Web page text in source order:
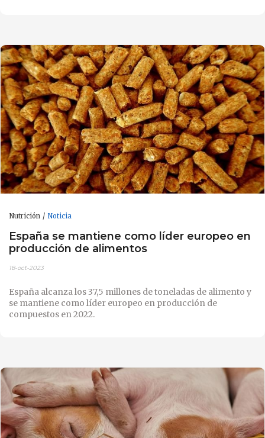
Nutrición Noticia
España se mantiene como líder europeo en
producción de alimentos
18-oct-2023
España alcanza los 37,5 millones de toneladas de alimento y
se mantiene como líder europeo en producción de
compuestos en 2022.